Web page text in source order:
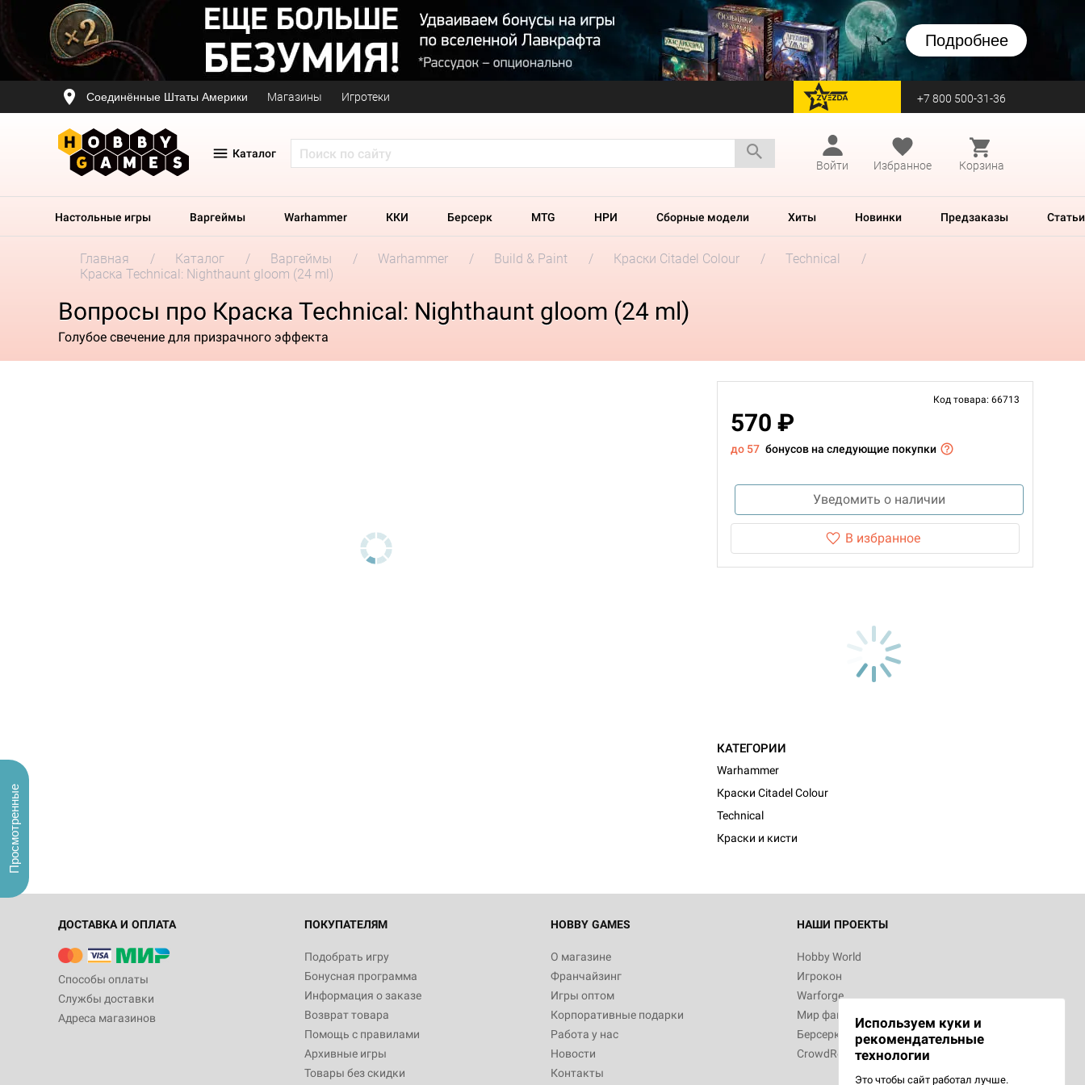
Подробнее
Соединённые Штаты Америки Магазины Игротеки перейти на Zvezda +7 800 500-31-36
Каталог
Войти
Избранное Корзина
Настольные игры Варгеймы Warhammer ККИ Берсерк MTG НРИ Сборные модели Хиты Новинки Предзаказы Статьи
Главная Каталог Варгеймы Warhammer Build & Paint Краски Citadel Colour
Technical
Краска Technical: Nighthaunt gloom (24 ml)
Вопросы про Краска Technical: Nighthaunt gloom (24 ml)
Голубое свечение для призрачного эффекта
Код товара: 66713
570 ₽
до 57 бонусов на следующие покупки
Уведомить о наличии
В избранное
КАТЕГОРИИ
Warhammer
Краски Citadel Colour
Technical
Краски и кисти
ДОСТАВКА И ОПЛАТА
Способы оплаты
Службы доставки
Адреса магазинов
ПОКУПАТЕЛЯМ
Подобрать игру
Бонусная программа
Информация о заказе
Возврат товара
Помощь с правилами
Архивные игры
Товары без скидки
HOBBY GAMES
О магазине
Франчайзинг
Игры оптом
Корпоративные подарки
Работа у нас
Новости
Контакты
НАШИ ПРОЕКТЫ
Hobby World
Игрокон
Warforge
Мир фантастики
Берсерк
CrowdRepublic
Используем куки и
рекомендательные
технологии
Это чтобы сайт работал лучше.
Просмотренные
Настольная игра Hobby World Монстры
Белая смерть
12 990
Настольная игра Hobby World Ужас
3 490